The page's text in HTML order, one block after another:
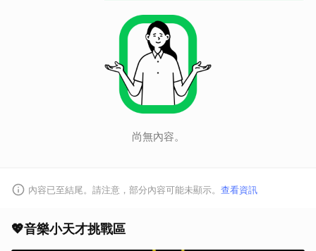
尚無內容。
內容已至結尾。請注意，部分內容可能未顯示。 查看資訊
💖音樂小天才挑戰區